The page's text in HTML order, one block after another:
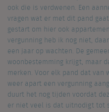
ook die is verdwenen. Een
vragen wat er met dit pand
gestart om hier ook
vergunning heb ik nog niet,
een jaar op wachten. De
woonbestemming krijgt, maar
merken. Voor elk pand dat
weer apart een vergunning
duurt het nog tijden voordat
er niet veel is dat uitnodigt tot